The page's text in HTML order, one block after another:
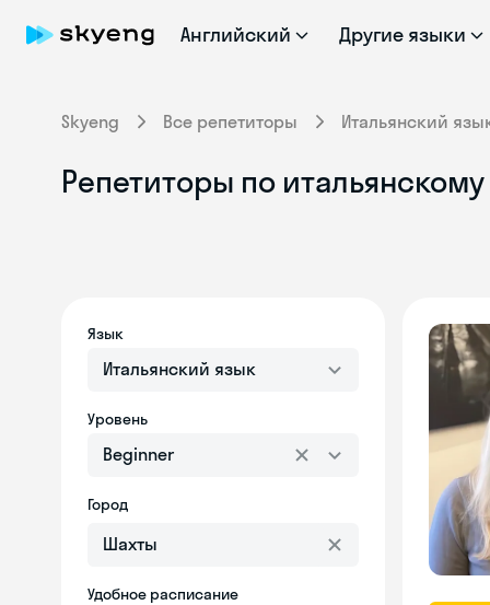
Английский Другие языки
Skyeng Все репетиторы Итальянский
Репетиторы по
Язык
Итальянский язык
Уровень
Beginner
Город
Удобное расписание